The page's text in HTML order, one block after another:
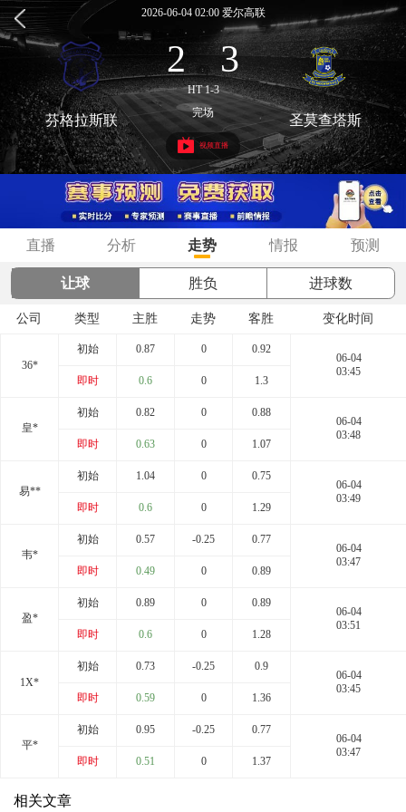
2026-06-04 02:00 爱尔高联
2 : 3
HT 1-3
芬格拉斯联 完场 圣莫查塔斯
视频直播
直播 分析 走势 情报 预测
让球 胜负 进球数
公司 类型 主胜 走势 客胜 变化时间
36*
初始 0.87 0 0.92
06-04
03:45
即时 0.6 0 1.3
皇*
初始 0.82 0 0.88
06-04
03:48
即时 0.63 0 1.07
易**
初始 1.04 0 0.75
06-04
03:49
即时 0.6 0 1.29
韦*
初始 0.57 -0.25 0.77
06-04
03:47
即时 0.49 0 0.89
盈*
初始 0.89 0 0.89
06-04
03:51
即时 0.6 0 1.28
1X*
初始 0.73 -0.25 0.9
06-04
03:45
即时 0.59 0 1.36
平*
初始 0.95 -0.25 0.77
06-04
03:47
即时 0.51 0 1.37
相关文章